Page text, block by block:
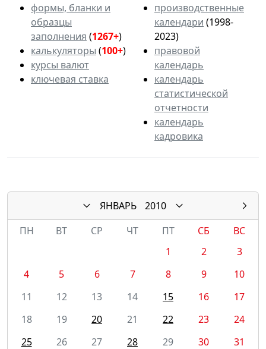
формы, бланки и
образцы
заполнения (1267+)
калькуляторы (100+)
курсы валют
ключевая ставка
производственные
календари (1998-
2023)
правовой
календарь
календарь
статистической
отчетности
календарь
кадровика
ЯНВАРЬ
2010
ПН
ВТ СР ЧТ ПТ СБ
ВС
1
2
3
4
5 6 7 8 9
10
11
12 13 14 15 16
17
18
19 20 21 22 23
24
25
26 27 28 29 30 31